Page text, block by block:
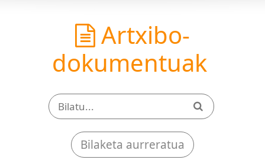
Artxibo-
dokumentuak
Bilaketa aurreratua